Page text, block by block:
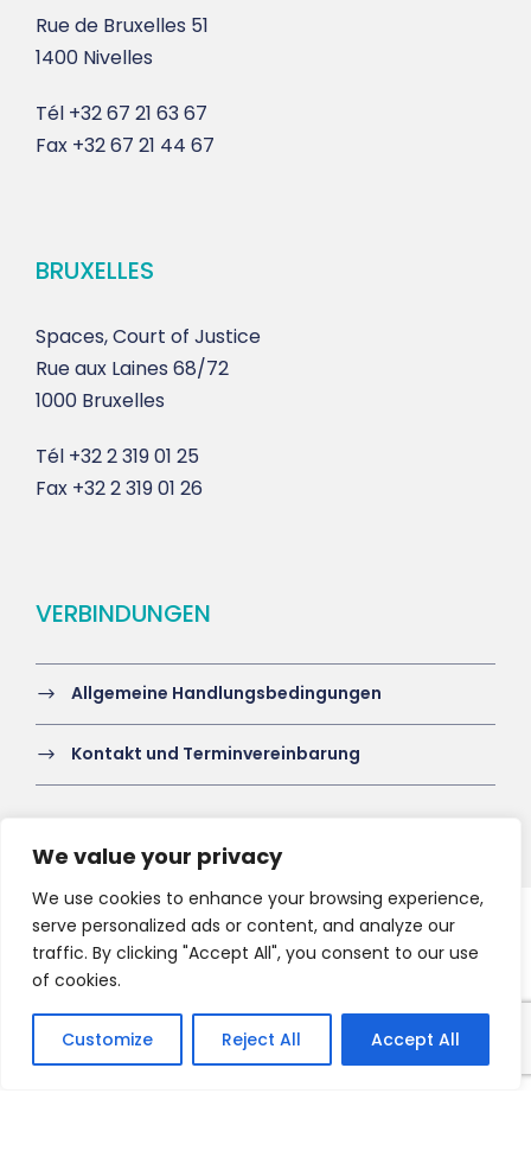
We value your privacy
We use cookies to enhance your browsing experience,
serve personalized ads or content, and analyze our
traffic. By clicking "Accept All", you consent to our use
of cookies.
Customize Reject All Accept All
Rue de Bruxelles 51
1400 Nivelles
Tél +32 67 21 63 67
Fax +32 67 21 44 67
BRUXELLES
Spaces, Court of Justice
Rue aux Laines 68/72
1000 Bruxelles
Tél +32 2 319 01 25
Fax +32 2 319 01 26
VERBINDUNGEN
Allgemeine Handlungsbedingungen
Kontakt und Terminvereinbarung
Copyright 2021 HV-A, All Right Reserved